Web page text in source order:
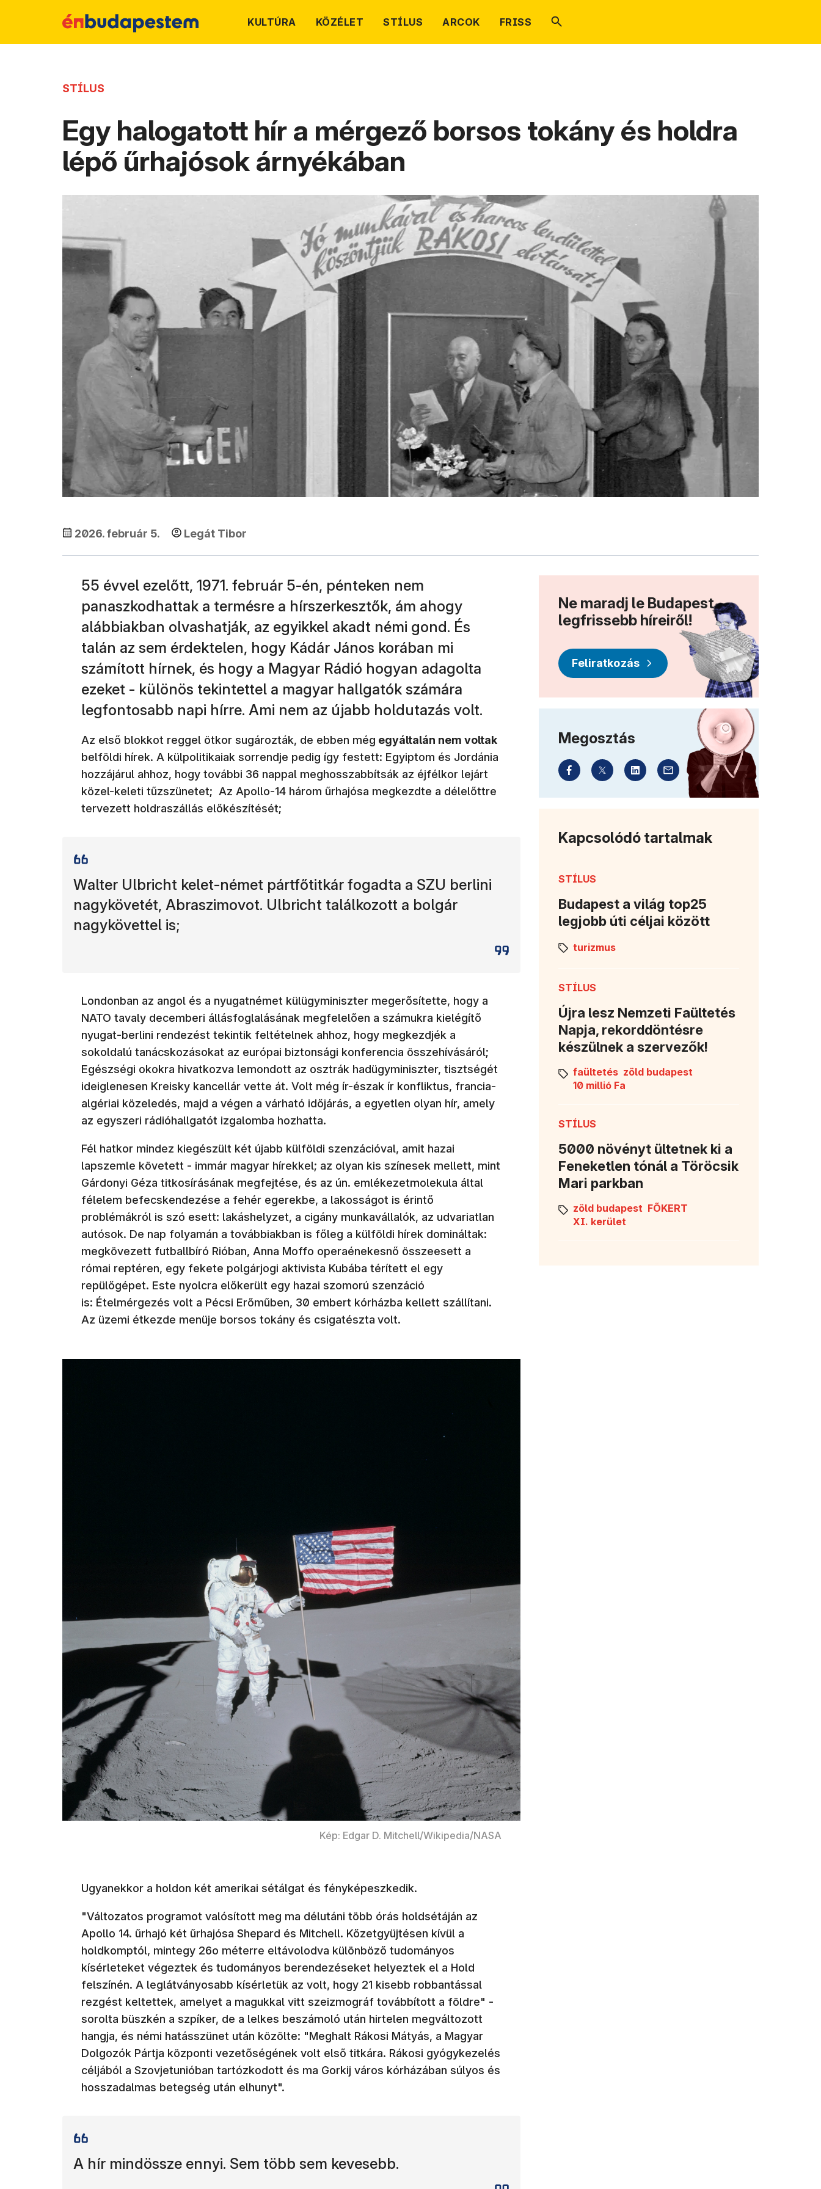
KULTÚRA KÖZÉLET STÍLUS ARCOK FRISS
STÍLUS
Egy halogatott hír a mérgező borsos tokány és holdra
lépő űrhajósok árnyékában
2026. február 5. Legát Tibor
55 évvel ezelőtt, 1971. február 5-én, pénteken nem
panaszkodhattak a termésre a hírszerkesztők, ám ahogy
alábbiakban olvashatják, az egyikkel akadt némi gond. És
talán az sem érdektelen, hogy Kádár János korában mi
számított hírnek, és hogy a Magyar Rádió hogyan adagolta
ezeket - különös tekintettel a magyar hallgatók számára
legfontosabb napi hírre. Ami nem az újabb holdutazás volt.
Az első blokkot reggel ötkor sugározták, de ebben még egyáltalán nem voltak
belföldi hírek. A külpolitikaiak sorrendje pedig így festett: Egyiptom és Jordánia
hozzájárul ahhoz, hogy további 36 nappal meghosszabbítsák az éjfélkor lejárt
közel-keleti tűzszünetet; Az Apollo-14 három űrhajósa megkezdte a délelőttre
tervezett holdraszállás előkészítését;
Walter Ulbricht kelet-német pártfőtitkár fogadta a SZU berlini
nagykövetét, Abraszimovot. Ulbricht találkozott a bolgár
nagykövettel is;
Londonban az angol és a nyugatnémet külügyminiszter megerősítette, hogy a
NATO tavaly decemberi állásfoglalásának megfelelően a számukra kielégítő
nyugat-berlini rendezést tekintik feltételnek ahhoz, hogy megkezdjék a
sokoldalú tanácskozásokat az európai biztonsági konferencia összehívásáról;
Egészségi okokra hivatkozva lemondott az osztrák hadügyminiszter, tisztségét
ideiglenesen Kreisky kancellár vette át. Volt még ír-észak ír konfliktus, francia-
algériai közeledés, majd a végen a várható időjárás, a egyetlen olyan hír, amely
az egyszeri rádióhallgatót izgalomba hozhatta.
Fél hatkor mindez kiegészült két újabb külföldi szenzációval, amit hazai
lapszemle követett - immár magyar hírekkel; az olyan kis színesek mellett, mint
Gárdonyi Géza titkosírásának megfejtése, és az ún. emlékezetmolekula által
félelem befecskendezése a fehér egerekbe, a lakosságot is érintő
problémákról is szó esett: lakáshelyzet, a cigány munkavállalók, az udvariatlan
autósok. De nap folyamán a továbbiakban is főleg a külföldi hírek domináltak:
megkövezett futballbíró Rióban, Anna Moffo operaénekesnő összeesett a
római reptéren, egy fekete polgárjogi aktivista Kubába térített el egy
repülőgépet. Este nyolcra előkerült egy hazai szomorú szenzáció
is: Ételmérgezés volt a Pécsi Erőműben, 30 embert kórházba kellett szállítani.
Az üzemi étkezde menüje borsos tokány és csigatészta volt.
Kép: Edgar D. Mitchell/Wikipedia/NASA
Ugyanekkor a holdon két amerikai sétálgat és fényképeszkedik.
"Változatos programot valósított meg ma délutáni több órás holdsétáján az
Apollo 14. űrhajó két űrhajósa Shepard és Mitchell. Kőzetgyüjtésen kívül a
holdkomptól, mintegy 26o méterre eltávolodva különböző tudományos
kísérleteket végeztek és tudományos berendezéseket helyeztek el a Hold
felszínén. A leglátványosabb kísérletük az volt, hogy 21 kisebb robbantással
rezgést keltettek, amelyet a magukkal vitt szeizmográf továbbított a földre" -
sorolta büszkén a szpíker, de a lelkes beszámoló után hirtelen megváltozott
hangja, és némi hatásszünet után közölte: "Meghalt Rákosi Mátyás, a Magyar
Dolgozók Pártja központi vezetőségének volt első titkára. Rákosi gyógykezelés
céljából a Szovjetunióban tartózkodott és ma Gorkij város kórházában súlyos és
hosszadalmas betegség után elhunyt".
A hír mindössze ennyi. Sem több sem kevesebb.
Ne maradj le Budapest
legfrissebb híreiről!
Feliratkozás
Megosztás
Kapcsolódó tartalmak
STÍLUS
Budapest a világ top25
legjobb úti céljai között
turizmus
STÍLUS
Újra lesz Nemzeti Faültetés
Napja, rekorddöntésre
készülnek a szervezők!
faültetés zöld budapest
10 millió Fa
STÍLUS
5000 növényt ültetnek ki a
Feneketlen tónál a Töröcsik
Mari parkban
zöld budapest FŐKERT
XI. kerület